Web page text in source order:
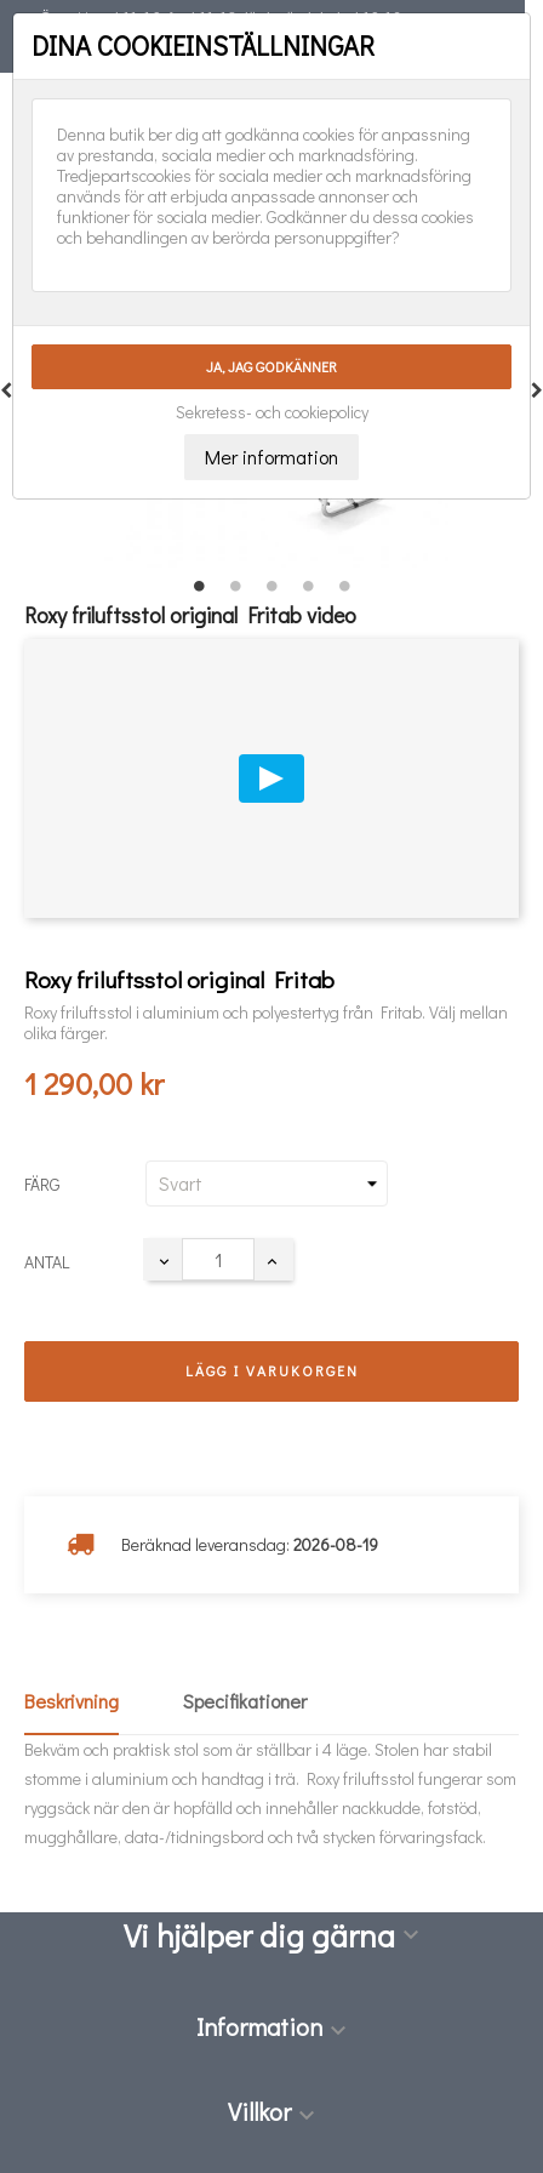
Öppet torsd 11-19, fred 11-18, lörd, sönd, helgd 10-16
TELEFON 08-551 501 31 FÖLJ OSS:
Roxy friluftsstol original Fritab video
Roxy friluftsstol original Fritab
Roxy friluftsstol i aluminium och polyestertyg från Fritab. Välj mellan
olika färger.
1 290,00 kr
FÄRG
ANTAL
LÄGG I VARUKORGEN
Beräknad leveransdag: 2026-08-19
Beskrivning Specifikationer
Bekväm och praktisk stol som är ställbar i 4 läge. Stolen har stabil
stomme i aluminium och handtag i trä. Roxy friluftsstol fungerar som
ryggsäck när den är hopfälld och innehåller nackkudde, fotstöd,
mugghållare, data-/tidningsbord och två stycken förvaringsfack.
Vi hjälper dig gärna 
Information 
Villkor 
DINA COOKIEINSTÄLLNINGAR
Denna butik ber dig att godkänna cookies för anpassning
av prestanda, sociala medier och marknadsföring.
Tredjepartscookies för sociala medier och marknadsföring
används för att erbjuda anpassade annonser och
funktioner för sociala medier. Godkänner du dessa cookies
och behandlingen av berörda personuppgifter?
Sekretess- och cookiepolicy